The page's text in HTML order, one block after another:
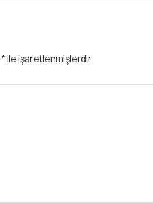
*ile işaretlenmişlerdir